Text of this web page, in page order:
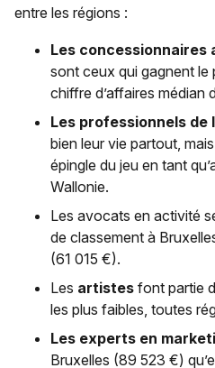
entre les régions :
Les concessionnaires
sont ceux qui gagnent le
chiffre d’affaires médian
Les professionnels
bien leur vie partout,
épingle du jeu en tant
Wallonie.
Les avocats en activité
de classement à
(61 015 €).
Les artistes font partie
les plus faibles, toutes
Les experts en
Bruxelles (89 523 €)